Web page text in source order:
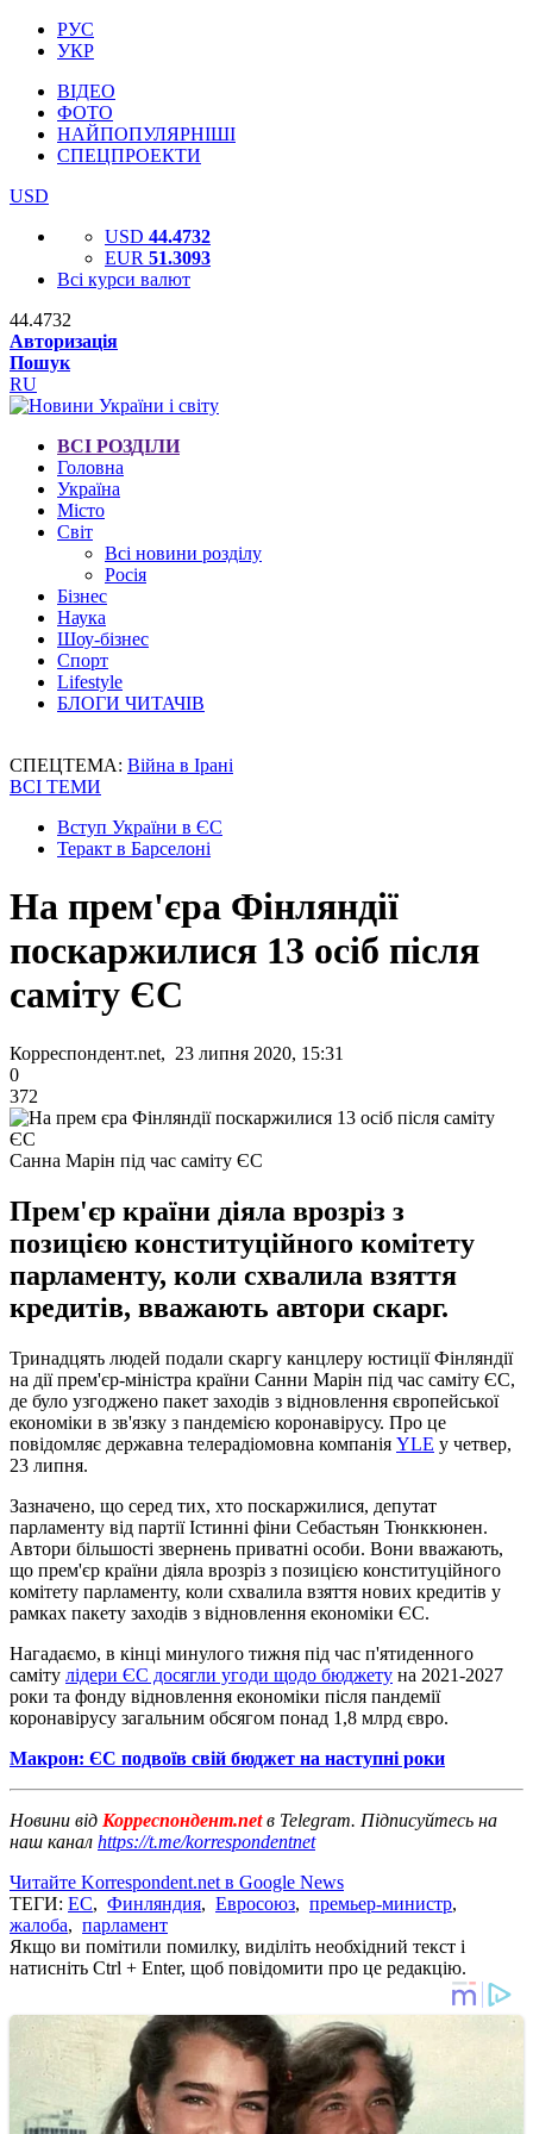
РУС
УКР
ВІДЕО
ФОТО
НАЙПОПУЛЯРНІШІ
СПЕЦПРОЕКТИ
USD
USD 44.4732
EUR 51.3093
Всі курси валют
44.4732
Авторизація
Пошук
RU
ВСІ РОЗДІЛИ
Головна
Україна
Місто
Світ
Всі новини розділу
Росія
Бізнес
Наука
Шоу-бізнес
Спорт
Lifestyle
БЛОГИ ЧИТАЧІВ
СПЕЦТЕМА: Війна в Ірані
ВСІ ТЕМИ
Вступ України в ЄС
Теракт в Барселоні
На прем'єра Фінляндії
поскаржилися 13 осіб після
саміту ЄС
Корреспондент.net, 23 липня 2020, 15:31
0
372
Санна Марін під час саміту ЄС
Прем'єр країни діяла врозріз з
позицією конституційного комітету
парламенту, коли схвалила взяття
кредитів, вважають автори скарг.
Тринадцять людей подали скаргу канцлеру юстиції Фінляндії
на дії прем'єр-міністра країни Санни Марін під час саміту ЄС,
де було узгоджено пакет заходів з відновлення європейської
економіки в зв'язку з пандемією коронавірусу. Про це
повідомляє державна телерадіомовна компанія YLE у четвер,
23 липня.
Зазначено, що серед тих, хто поскаржилися, депутат
парламенту від партії Істинні фіни Себастьян Тюнккюнен.
Автори більшості звернень приватні особи. Вони вважають,
що прем'єр країни діяла врозріз з позицією конституційного
комітету парламенту, коли схвалила взяття нових кредитів у
рамках пакету заходів з відновлення економіки ЄС.
Нагадаємо, в кінці минулого тижня під час п'ятиденного
саміту лідери ЄС досягли угоди щодо бюджету на 2021-2027
роки та фонду відновлення економіки після пандемії
коронавірусу загальним обсягом понад 1,8 млрд євро.
Макрон: ЄС подвоїв свій бюджет на наступні роки
Новини від Корреспондент.netв Telegram. Підписуйтесь на
наш канал https://t.me/korrespondentnet
Читайте Korrespondent.net в Google News
ТЕГИ: ЕС, Финляндия, Евросоюз, премьер-министр,
жалоба, парламент
Якщо ви помітили помилку, виділіть необхідний текст і
натисніть Ctrl + Enter, щоб повідомити про це редакцію.